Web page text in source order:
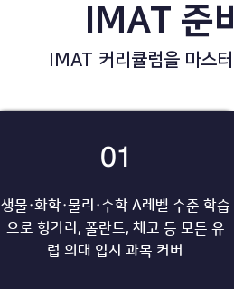
IMAT 준
IMAT 커리큘럼을 마스
01
생물·화학·물리·수학 A레벨 수준 학습
으로 헝가리, 폴란드, 체코 등 모든 유
럽 의대 입시 과목 커버